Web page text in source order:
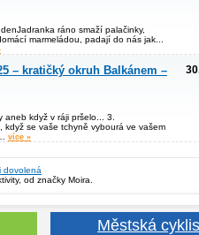
ráno smaží palačinky,
marmeládou, padají do nás jak...
– kratičký okruh Balkánem –
aneb když v ráji pršelo... 3.
když se vaše tchyně vybourá ve vašem
více »
dovolená
od značky Moira.
Městská